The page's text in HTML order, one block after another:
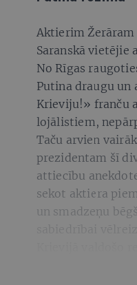
Aktierim Žerāram
Saranskā vietējie
No Rīgas
Putina draugu
Krieviju!» franču
lojālistiem,
Taču arvien
prezidentam šī
attiecību
sekot aktiera
un smadzeņu